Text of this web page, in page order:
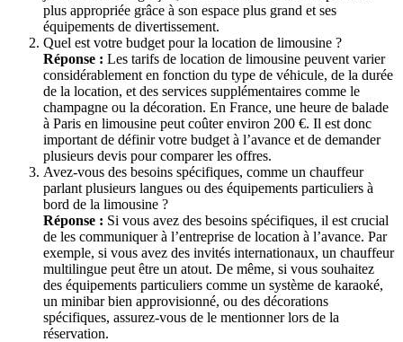
plus appropriée grâce à son espace plus grand et ses
équipements de divertissement.
Quel est votre budget pour la location de limousine ?
Réponse : Les tarifs de location de limousine peuvent varier
considérablement en fonction du type de véhicule, de la durée
de la location, et des services supplémentaires comme le
champagne ou la décoration. En France, une heure de balade
à Paris en limousine peut coûter environ 200 €. Il est donc
important de définir votre budget à l’avance et de demander
plusieurs devis pour comparer les offres.
Avez-vous des besoins spécifiques, comme un chauffeur
parlant plusieurs langues ou des équipements particuliers à
bord de la limousine ?
Réponse : Si vous avez des besoins spécifiques, il est crucial
de les communiquer à l’entreprise de location à l’avance. Par
exemple, si vous avez des invités internationaux, un chauffeur
multilingue peut être un atout. De même, si vous souhaitez
des équipements particuliers comme un système de karaoké,
un minibar bien approvisionné, ou des décorations
spécifiques, assurez-vous de le mentionner lors de la
réservation.